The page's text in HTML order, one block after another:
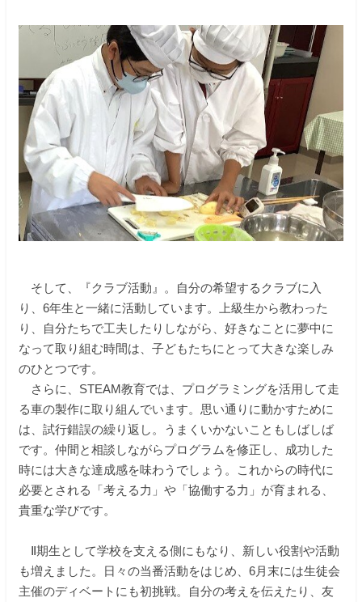
そして、『クラブ活動』。自分の希望するクラブに入
り、6年生と一緒に活動しています。上級生から教わった
り、自分たちで工夫したりしながら、好きなことに夢中に
なって取り組む時間は、子どもたちにとって大きな楽しみ
のひとつです。
さらに、STEAM教育では、プログラミングを活用して走
る車の製作に取り組んでいます。思い通りに動かすために
は、試行錯誤の繰り返し。うまくいかないこともしばしば
です。仲間と相談しながらプログラムを修正し、成功した
時には大きな達成感を味わうでしょう。これからの時代に
必要とされる「考える力」や「協働する力」が育まれる、
貴重な学びです。
Ⅱ期生として学校を支える側にもなり、新しい役割や活動
も増えました。日々の当番活動をはじめ、6月末には生徒会
主催のディベートにも初挑戦。自分の考えを伝えたり、友